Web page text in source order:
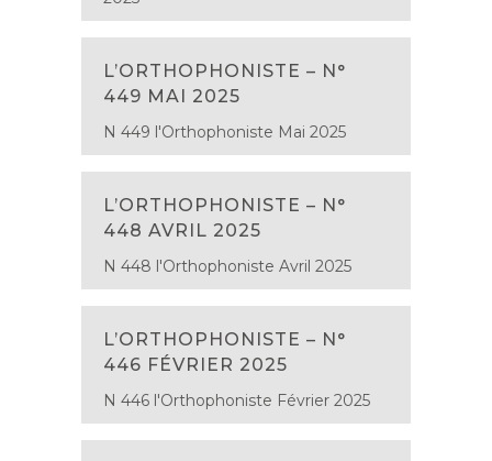
L’ORTHOPHONISTE – N°
449 MAI 2025
N 449 l'Orthophoniste Mai 2025
L’ORTHOPHONISTE – N°
448 AVRIL 2025
N 448 l'Orthophoniste Avril 2025
L’ORTHOPHONISTE – N°
446 FÉVRIER 2025
N 446 l'Orthophoniste Février 2025